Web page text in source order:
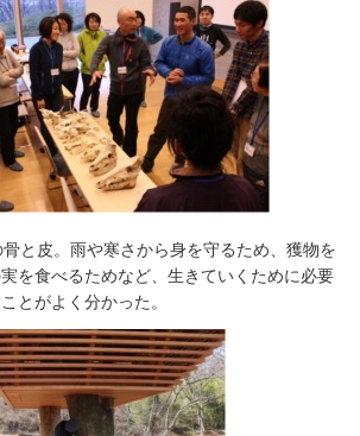
と皮。雨や寒さから身を守るため、獲物を
を食べるためなど、生きていくために必要
とがよく分かった。